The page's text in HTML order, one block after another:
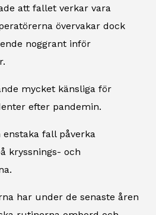
att fallet verkar vara
övervakar dock
noggrant inför
mycket känsliga för
efter pandemin.
enstaka fall påverka
kryssnings- och
har under de senaste åren